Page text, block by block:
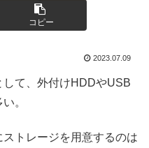
コピー
2023.07.09
て、外付けHDDやUSB
。
トレージを用意するのは